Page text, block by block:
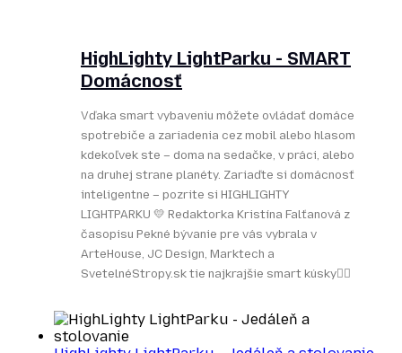
HighLighty LightParku - SMART
Domácnosť
Vďaka smart vybaveniu môžete ovládať domáce
spotrebiče a zariadenia cez mobil alebo hlasom
kdekoľvek ste – doma na sedačke, v práci, alebo
na druhej strane planéty. Zariaďte si domácnosť
inteligentne – pozrite si HIGHLIGHTY
LIGHTPARKU 💛 Redaktorka Kristína Falťanová z
časopisu Pekné bývanie pre vás vybrala v
ArteHouse, JC Design, Marktech a
SvetelnéStropy.sk tie najkrajšie smart kúsky👌🏻